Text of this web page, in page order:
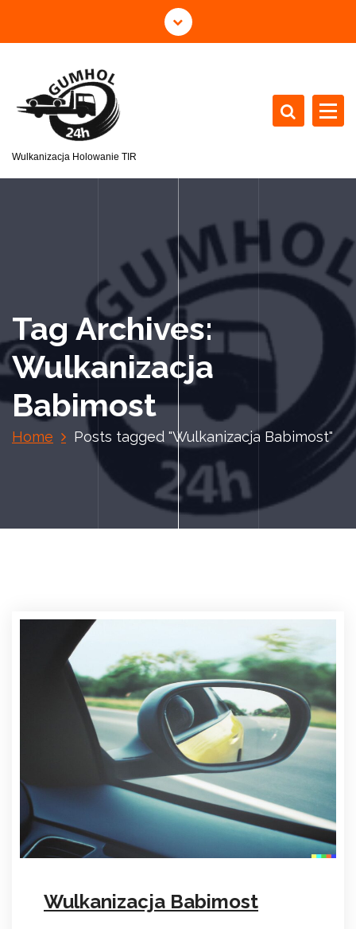
Wulkanizacja Holowanie TIR
Tag Archives:
Wulkanizacja
Babimost
Home Posts tagged "Wulkanizacja Babimost"
Wulkanizacja Babimost